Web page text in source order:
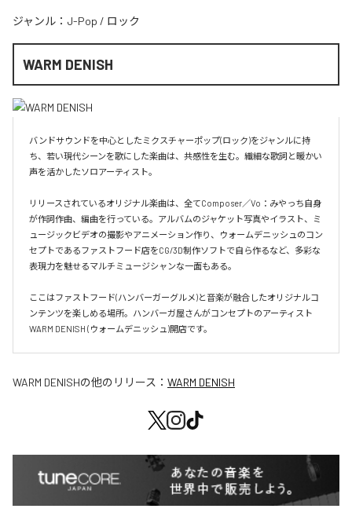
ジャンル： J-Pop / ロック
WARM DENISH
バンドサウンドを中心としたミクスチャーポップ(ロック)をジャンルに持
ち、若い現代シーンを歌にした楽曲は、共感性を生む。繊細な歌詞と暖かい
声を活かしたソロアーティスト。
リリースされているオリジナル楽曲は、全てComposer／Vo：みやっち自身
が作詞作曲、編曲を行っている。アルバムのジャケット写真やイラスト、ミ
ュージックビデオの撮影やアニメーション作り、ウォームデニッシュのコン
セプトであるファストフード店をCG/3D制作ソフトで自ら作るなど、多彩な
表現力を魅せるマルチミュージシャンな一面もある。
ここはファストフード(ハンバーガーグルメ)と音楽が融合したオリジナルコ
ンテンツを楽しめる場所。ハンバーガ屋さんがコンセプトのアーティスト
WARM DENISH (ウォームデニッシュ)開店です。
WARM DENISHの他のリリース： WARM DENISH